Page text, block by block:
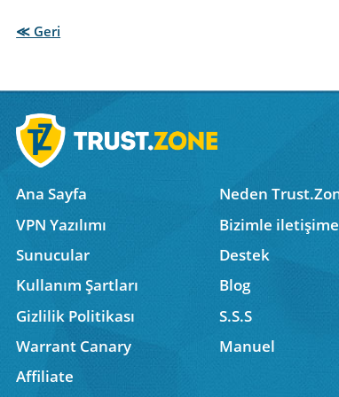
≪ Geri
Ana Sayfa
Neden
VPN Yazılımı
Bizimle
Sunucular
Destek
Kullanım Şartları
Blog
Gizlilik Politikası
S.S.S
Warrant Canary
Manuel
Affiliate